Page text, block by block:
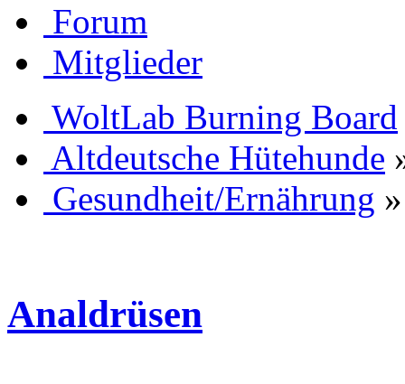
Forum
Mitglieder
WoltLab Burning Board
Altdeutsche Hütehunde
Gesundheit/Ernährung »
Analdrüsen